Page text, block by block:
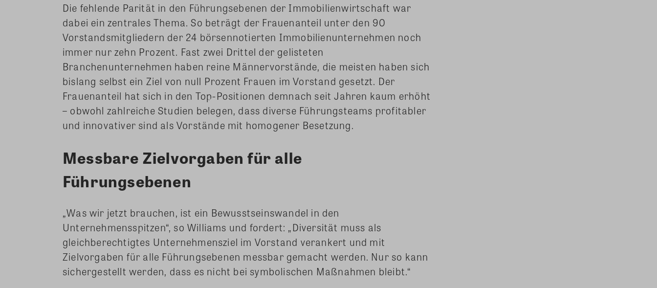
Die fehlende Parität in den Führungsebenen der Immobilienwirtschaft war
dabei ein zentrales Thema. So beträgt der Frauenanteil unter den 90
Vorstandsmitgliedern der 24 börsennotierten Immobilienunternehmen noch
immer nur zehn Prozent. Fast zwei Drittel der gelisteten
Branchenunternehmen haben reine Männervorstände, die meisten haben sich
bislang selbst ein Ziel von null Prozent Frauen im Vorstand gesetzt. Der
Frauenanteil hat sich in den Top-Positionen demnach seit Jahren kaum erhöht
– obwohl zahlreiche Studien belegen, dass diverse Führungsteams profitabler
und innovativer sind als Vorstände mit homogener Besetzung.
Messbare Zielvorgaben für alle
Führungsebenen
„Was wir jetzt brauchen, ist ein Bewusstseinswandel in den
Unternehmensspitzen“, so Williams und fordert: „Diversität muss als
gleichberechtigtes Unternehmensziel im Vorstand verankert und mit
Zielvorgaben für alle Führungsebenen messbar gemacht werden. Nur so kann
sichergestellt werden, dass es nicht bei symbolischen Maßnahmen bleibt.“